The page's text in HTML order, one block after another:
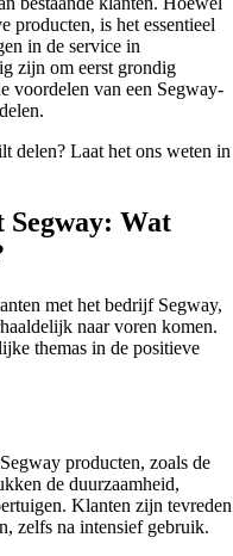
producten, is het essentieel
in de service in
zijn om eerst grondig
voordelen van een Segway-
delen? Laat het ons weten in
Segway: Wat
met het bedrijf Segway,
naar voren komen.
themas in de positieve
producten, zoals de
de duurzaamheid,
Klanten zijn tevreden
zelfs na intensief gebruik.